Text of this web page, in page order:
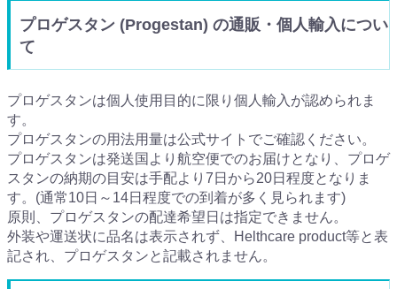
プロゲスタン (Progestan) の通販・個人輸入につい
て
プロゲスタンは個人使用目的に限り個人輸入が認められま
す。
プロゲスタンの用法用量は公式サイトでご確認ください。
プロゲスタンは発送国より航空便でのお届けとなり、プロゲ
スタンの納期の目安は手配より7日から20日程度となりま
す。(通常10日～14日程度での到着が多く見られます)
原則、プロゲスタンの配達希望日は指定できません。
外装や運送状に品名は表示されず、Helthcare product等と表
記され、プロゲスタンと記載されません。